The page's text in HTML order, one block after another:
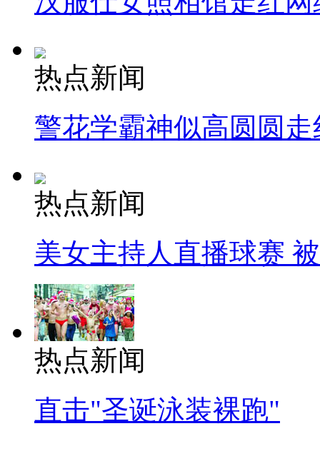
热点新闻
警花学霸神似高圆圆走
热点新闻
美女主持人直播球赛
热点新闻
直击"圣诞泳装裸跑"